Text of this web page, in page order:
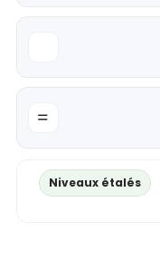
Niveaux étalés